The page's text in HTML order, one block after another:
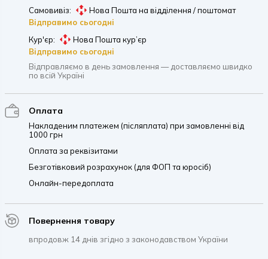
Самовивіз:
Нова Пошта на відділення / поштомат
Відправимо сьогодні
Кур'єр:
Нова Пошта кур’єр
Відправимо сьогодні
Відправляємо в день замовлення — доставляємо швидко
по всій Україні
Оплата
Накладеним платежем (післяплата) при замовленні від
1000 грн
Оплата за реквізитами
Безготівковий розрахунок (для ФОП та юросіб)
Онлайн-передоплата
Повернення товару
впродовж 14 днів згідно з законодавством України